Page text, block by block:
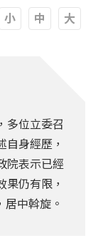
多位立委召
身經歷，
院表示已經
仍有限，
中斡旋。